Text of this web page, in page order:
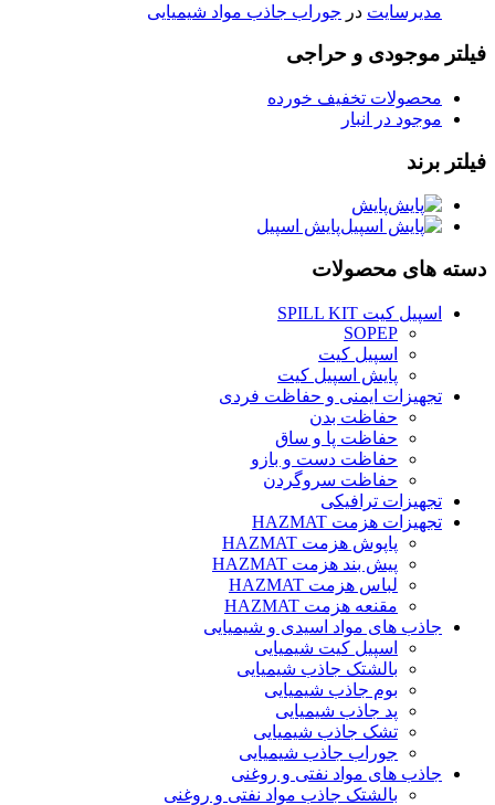
مدیرسایت در جوراب جاذب مواد شیمیایی
فیلتر موجودی و حراجی
محصولات تخفیف خورده
موجود در انبار
فیلتر برند
پایش
پایش اسپیل
دسته های محصولات
اسپیل کیت SPILL KIT
SOPEP
اسپیل کیت
پایش اسپیل کیت
تجهیزات ایمنی و حفاظت فردی
حفاظت بدن
حفاظت پا و ساق
حفاظت دست و بازو
حفاظت سروگردن
تجهیزات ترافیکی
تجهیزات هزمت HAZMAT
پاپوش هزمت HAZMAT
پیش بند هزمت HAZMAT
لباس هزمت HAZMAT
مقنعه هزمت HAZMAT
جاذب های مواد اسیدی و شیمیایی
اسپیل کیت شیمیایی
بالشتک جاذب شیمیایی
بوم جاذب شیمیایی
پد جاذب شیمیایی
تشک جاذب شیمیایی
جوراب جاذب شیمیایی
جاذب های مواد نفتی و روغنی
بالشتک جاذب مواد نفتی و روغنی